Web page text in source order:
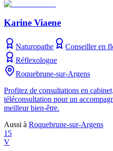
Karine Viaene
Naturopathe Conseiller en
Réflexologue
Roquebrune-sur-Argens
Profitez de consultations en
téléconsultation pour un
meilleur bien-être.
Aussi à Roquebrune-sur-Argens
15
V